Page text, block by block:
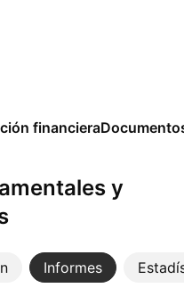
financiera
y
Informes